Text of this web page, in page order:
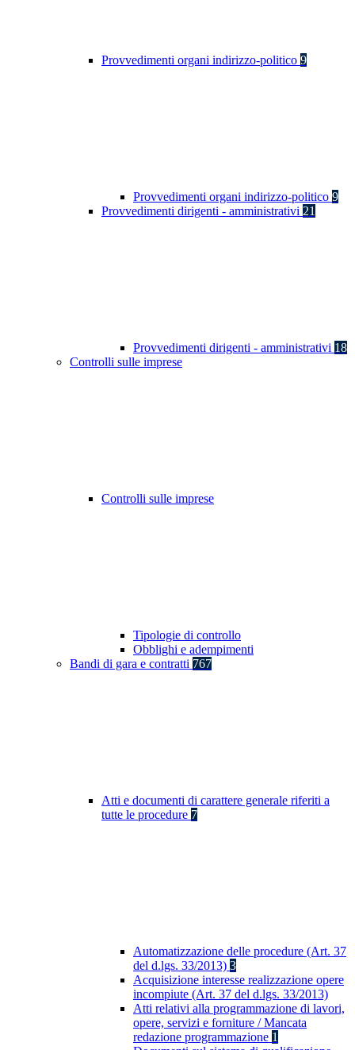
Provvedimenti organi indirizzo-politico 9
Provvedimenti organi indirizzo-politico 9
Provvedimenti dirigenti - amministrativi 21
Provvedimenti dirigenti - amministrativi 18
Controlli sulle imprese
Controlli sulle imprese
Tipologie di controllo
Obblighi e adempimenti
Bandi di gara e contratti 767
Atti e documenti di carattere generale riferiti a
tutte le procedure 7
Automatizzazione delle procedure (Art. 37
del d.lgs. 33/2013) 3
Acquisizione interesse realizzazione opere
incompiute (Art. 37 del d.lgs. 33/2013)
Atti relativi alla programmazione di lavori,
opere, servizi e forniture / Mancata
redazione programmazione 1